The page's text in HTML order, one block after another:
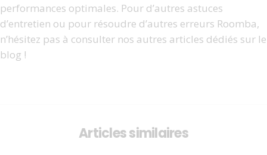
performances optimales. Pour d’autres astuces
d’entretien ou pour résoudre d’autres erreurs Roomba,
n’hésitez pas à consulter nos autres articles dédiés sur le
blog !
Articles similaires